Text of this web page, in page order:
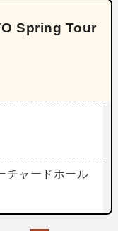
Spring Tour
チャードホール